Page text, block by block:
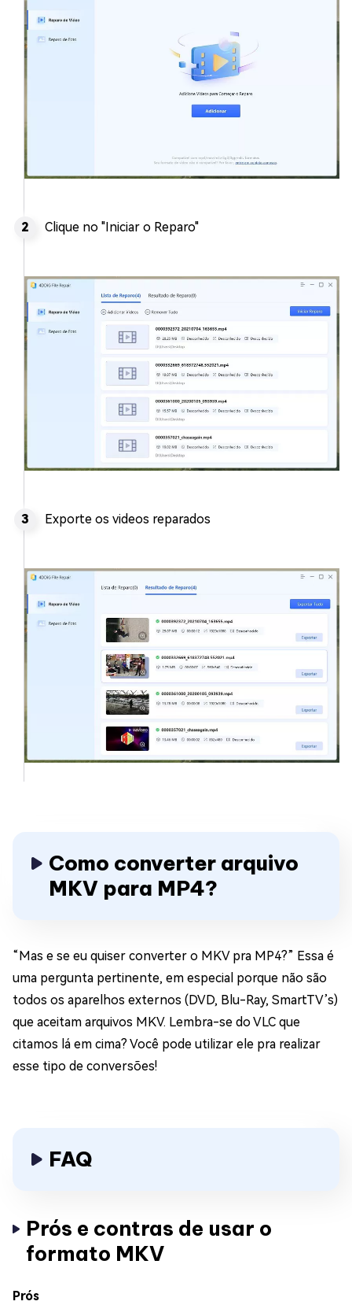
Clique no "Iniciar o Reparo"
Exporte os videos reparados
Como converter arquivo
MKV para MP4?
“Mas e se eu quiser converter o MKV pra MP4?” Essa é
uma pergunta pertinente, em especial porque não são
todos os aparelhos externos (DVD, Blu-Ray, SmartTV’s)
que aceitam arquivos MKV. Lembra-se do VLC que
citamos lá em cima? Você pode utilizar ele pra realizar
esse tipo de conversões!
FAQ
Prós e contras de usar o
formato MKV
Prós